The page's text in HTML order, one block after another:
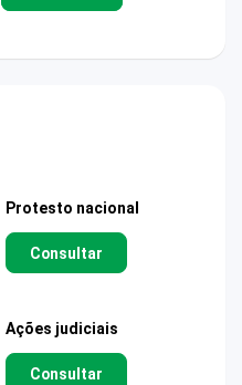
Protesto nacional
Consultar
Ações judiciais
Consultar